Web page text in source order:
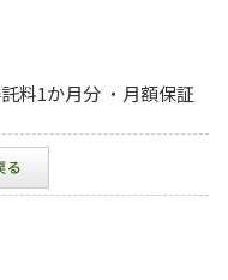
料1か月分 ・月額保証